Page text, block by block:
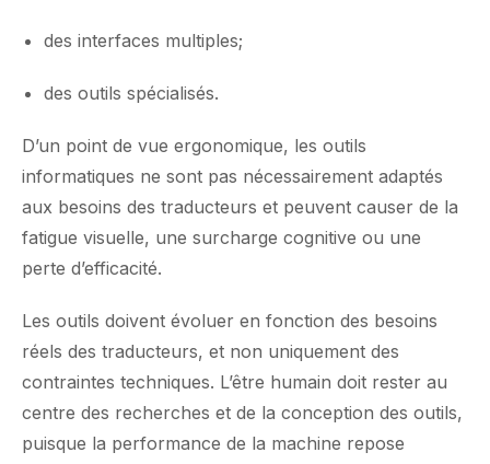
des interfaces multiples;
des outils spécialisés.
D’un point de vue ergonomique, les outils
informatiques ne sont pas nécessairement adaptés
aux besoins des traducteurs et peuvent causer de la
fatigue visuelle, une surcharge cognitive ou une
perte d’efficacité.
Les outils doivent évoluer en fonction des besoins
réels des traducteurs, et non uniquement des
contraintes techniques. L’être humain doit rester au
centre des recherches et de la conception des outils,
puisque la performance de la machine repose